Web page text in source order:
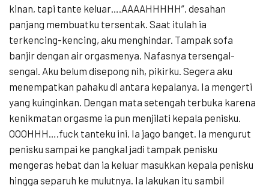
kinan, tapi tante keluar….AAAAHHHHH”, desahan
panjang membuatku tersentak. Saat itulah ia
terkencing-kencing, aku menghindar. Tampak sofa
banjir dengan air orgasmenya. Nafasnya tersengal-
sengal. Aku belum disepong nih, pikirku. Segera aku
menempatkan pahaku di antara kepalanya. Ia mengerti
yang kuinginkan. Dengan mata setengah terbuka karena
kenikmatan orgasme ia pun menjilati kepala penisku.
OOOHHH….fuck tanteku ini. Ia jago banget. Ia mengurut
penisku sampai ke pangkal jadi tampak penisku
mengeras hebat dan ia keluar masukkan kepala penisku
hingga separuh ke mulutnya. Ia lakukan itu sambil